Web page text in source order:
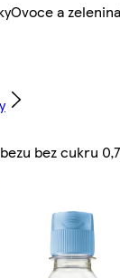
Ovoce a zelenina
bez cukru